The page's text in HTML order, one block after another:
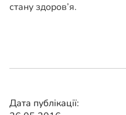
стану здоров’я.
Дата публікації: